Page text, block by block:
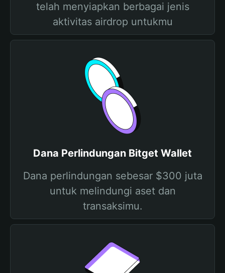
telah menyiapkan berbagai jenis
aktivitas airdrop untukmu
Dana Perlindungan Bitget Wallet
Dana perlindungan sebesar $300 juta
untuk melindungi aset dan
transaksimu.